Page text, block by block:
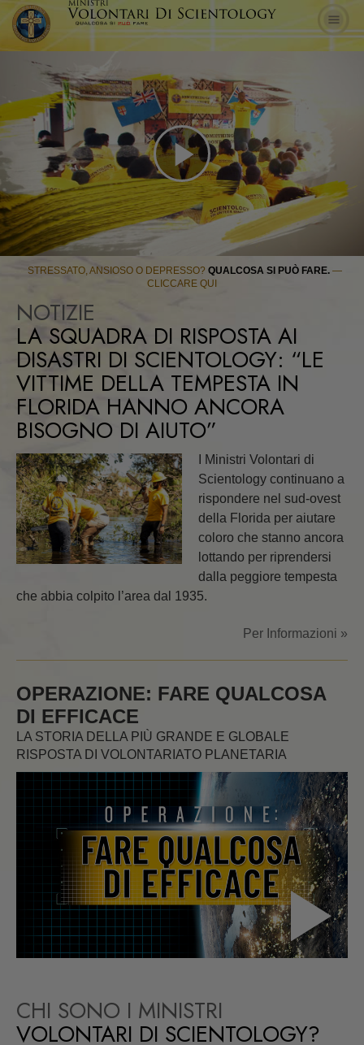
Play
Video
STRESSATO, ANSIOSO O DEPRESSO? QUALCOSA SI PUÒ FARE.—
CLICCARE QUI
NOTIZIE
LA SQUADRA DI RISPOSTA AI
DISASTRI DI SCIENTOLOGY: “LE
VITTIME DELLA TEMPESTA IN
FLORIDA HANNO ANCORA
BISOGNO DI AIUTO”
I Ministri Volontari di
Scientology continuano a
rispondere nel sud-ovest
della Florida per aiutare
coloro che stanno ancora
lottando per riprendersi
dalla peggiore tempesta
che abbia colpito l’area dal 1935.
Per Informazioni »
OPERAZIONE: FARE QUALCOSA
DI EFFICACE
LA STORIA DELLA PIÙ GRANDE E GLOBALE
RISPOSTA DI VOLONTARIATO PLANETARIA
CHI SONO I MINISTRI
VOLONTARI DI SCIENTOLOGY?